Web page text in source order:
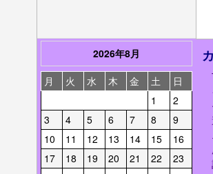
2026年8月
月
火 水 木 金 土
日
1
2
3
4 5 6 7 8
9
10
11 12 13 14 15
16
17
18 19 20 21 22
23